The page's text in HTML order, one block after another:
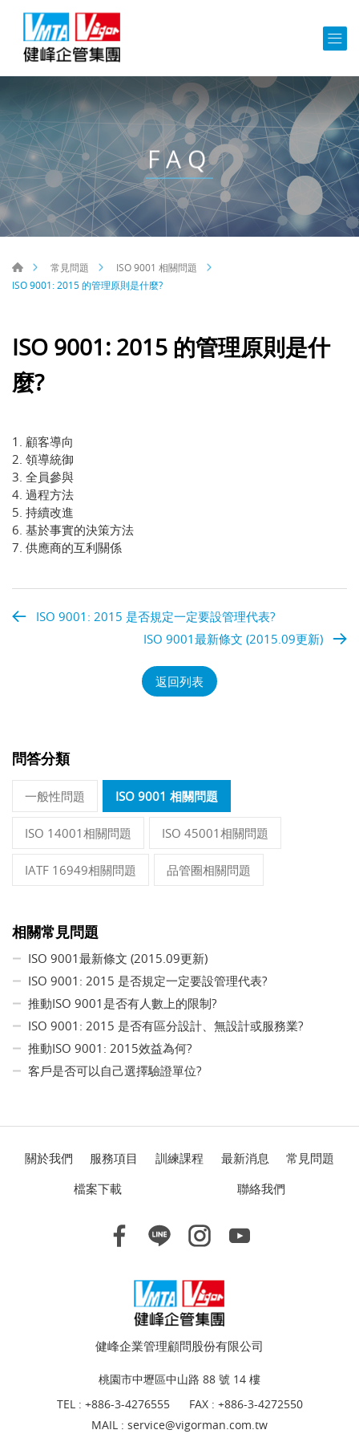
FAQ
常見問題
ISO 9001 相關問題
ISO 9001: 2015 的管理原則是什麼?
ISO 9001: 2015 的管理原則是什
麼?
1. 顧客導向
2. 領導統御
3. 全員參與
4. 過程方法
5. 持續改進
6. 基於事實的決策方法
7. 供應商的互利關係
ISO 9001: 2015 是否規定一定要設管理代表?
ISO 9001最新條文 (2015.09更新)
返回列表
問答分類
一般性問題 ISO 9001 相關問題
ISO 14001相關問題 ISO 45001相關問題
IATF 16949相關問題 品管圈相關問題
相關常見問題
ISO 9001最新條文 (2015.09更新)
ISO 9001: 2015 是否規定一定要設管理代表?
推動ISO 9001是否有人數上的限制?
ISO 9001: 2015 是否有區分設計、無設計或服務業?
推動ISO 9001: 2015效益為何?
客戶是否可以自己選擇驗證單位?
關於我們 服務項目 訓練課程 最新消息
常見問題
檔案下載
聯絡我們
健峰企業管理顧問股份有限公司
桃園市中壢區中山路 88 號 14 樓
TEL : +886-3-4276555
FAX : +886-3-4272550
MAIL : service@vigorman.com.tw